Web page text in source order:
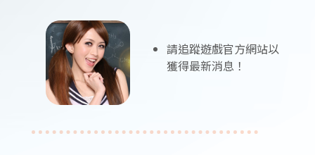
請追蹤遊戲官方網站以
獲得最新消息！